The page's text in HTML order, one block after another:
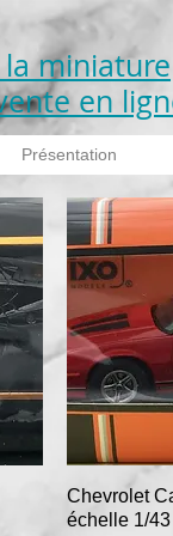
miniature
en
Présentation
Chevrolet
échelle 1/43